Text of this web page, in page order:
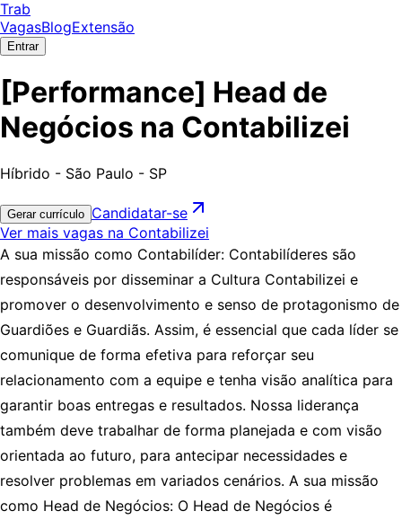
Trab
VagasBlogExtensão
Entrar
[Performance] Head de
Negócios na Contabilizei
Híbrido - São Paulo - SP
Gerar currículo Candidatar-se
Ver mais vagas na Contabilizei
A sua missão como Contabilíder: Contabilíderes são
responsáveis por disseminar a Cultura Contabilizei e
promover o desenvolvimento e senso de protagonismo de
Guardiões e Guardiãs. Assim, é essencial que cada líder se
comunique de forma efetiva para reforçar seu
relacionamento com a equipe e tenha visão analítica para
garantir boas entregas e resultados. Nossa liderança
também deve trabalhar de forma planejada e com visão
orientada ao futuro, para antecipar necessidades e
resolver problemas em variados cenários. A sua missão
como Head de Negócios: O Head de Negócios é